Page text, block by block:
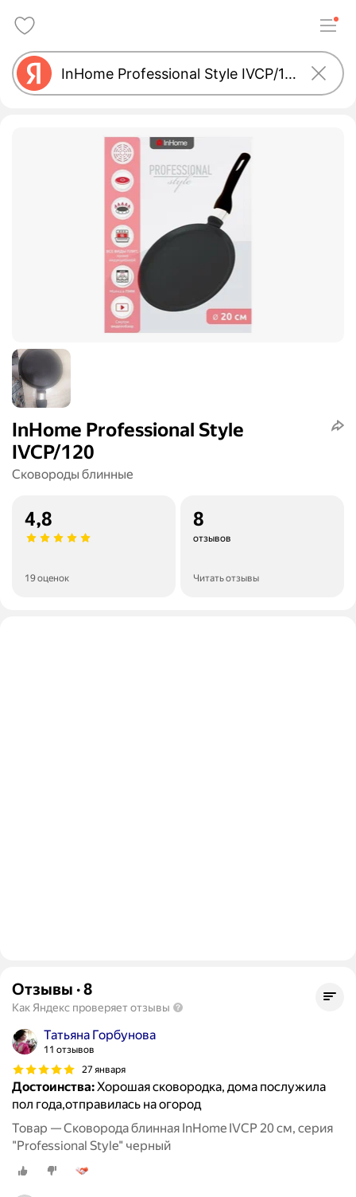
InHome Professional Style
IVCP/120
Сковороды блинные
4,8
19 оценок
8
отзывов
Читать отзывы
Отзывы ·8
Как Яндекс проверяет отзывы
Татьяна Горбунова
11 отзывов
27 января
Достоинства:Хорошая сковородка, дома послужила
пол года,отправилась на огород
Товар — Сковорода блинная InHome IVCP 20 см, серия
"Professional Style" черный